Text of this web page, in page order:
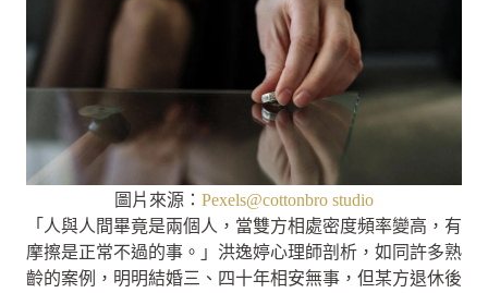
圖片來源： Pexels@cottonbro studio
「人與人間畢竟是兩個人，當雙方相處密度頻率變高，有
摩擦是正常不過的事。」洪逸婷心理師剖析，如同許多熟
齡的案例，明明結婚三、四十年相安無事，但某方退休後